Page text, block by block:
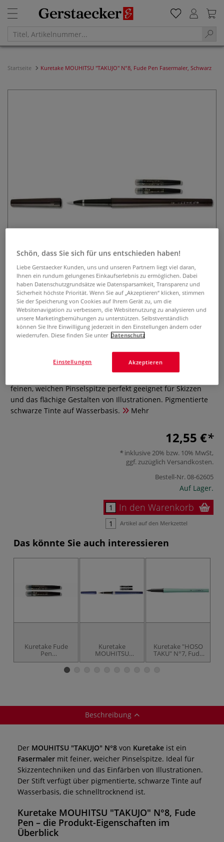
Startseite Kuretake MOUHITSU "TAKUJO" N°8, Fude Pen Fasermaler, Schwarz
Kuretake MOUHITSU "TAKUJO"
N°8, Fude Pen Fasermaler,
Schwarz
0 Bewertungen
feinen, weichen Pinselspitze perfekt geeignet für Skizzen
und das flächige Gestalten von Illustrationen. Pigmentierte
schwarze Tinte auf Wasserbasis.
Mehr
12,55 €
inklusive 20% bzw. 10% MwSt,
ggf. zuzüglich Versandkosten.
Bestell-Nr.08-62605
Auf Lager.
In den Warenkorb
Artikel auf den Merkzettel
Das könnte Sie auch interessieren
Kuretake Fude
Pen
Ersatzpatronen
Kuretake
MOUHITSU
"SHAKYO-YO"
Kuretake "HOSO
TAKU" N°7, Fude
Pen, Schwarz
Beschreibung
Der MOUHITSU "TAKUJO" N°8 von Kuretake ist ein
Fasermaler mit feiner, weicher Pinselspitze. Ideal für
Skizzentechniken und das Einfärben von Illustrationen.
Der Stift verfügt über pigmentierte, schwarze Tinte auf
Wasserbasis, die schnelltrocknend ist.
Kuretake MOUHITSU "TAKUJO" N°8, Fude
Pen – die Produkt-Eigenschaften im
Überblick
Schön, dass Sie sich für uns entschieden haben!
Liebe Gerstaecker Kunden, uns und unseren Partnern liegt viel daran,
Ihnen ein rundum gelungenes Einkaufserlebnis zu ermöglichen. Dabei
haben Datenschutzgrundsätze wie Datensparsamkeit, Transparenz und
Sicherheit höchste Priorität. Wenn Sie auf „Akzeptieren“ klicken, stimmen
Sie der Speicherung von Cookies auf Ihrem Gerät zu, um die
Websitenavigation zu verbessern, die Websitenutzung zu analysieren und
unsere Marketingbemühungen zu unterstützen. Selbstverständlich
können Sie Ihre Einwilligung jederzeit in den Einstellungen ändern oder
wiederrufen. Diese finden Sie unter Datenschutz
Akzeptieren
Einstellungen